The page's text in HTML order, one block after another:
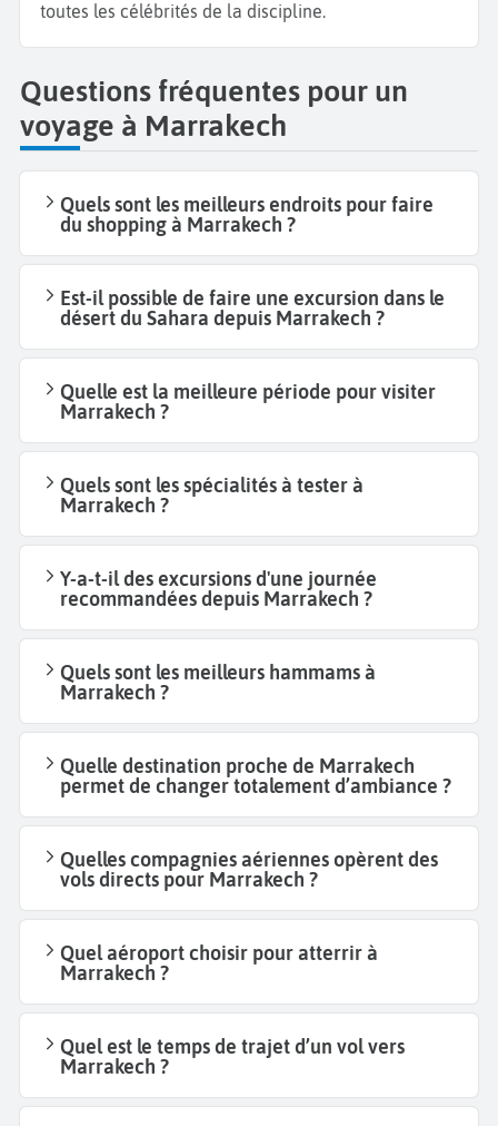
toutes les célébrités de la discipline.
Questions fréquentes pour un
voyage à Marrakech
Quels sont les meilleurs endroits pour faire
du shopping à Marrakech ?
Est-il possible de faire une excursion dans le
désert du Sahara depuis Marrakech ?
Quelle est la meilleure période pour visiter
Marrakech ?
Quels sont les spécialités à tester à
Marrakech ?
Y-a-t-il des excursions d'une journée
recommandées depuis Marrakech ?
Quels sont les meilleurs hammams à
Marrakech ?
Quelle destination proche de Marrakech
permet de changer totalement d’ambiance ?
Quelles compagnies aériennes opèrent des
vols directs pour Marrakech ?
Quel aéroport choisir pour atterrir à
Marrakech ?
Quel est le temps de trajet d’un vol vers
Marrakech ?